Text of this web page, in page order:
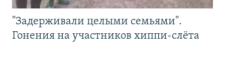
"Задерживали целыми семьями".
Гонения на участников хиппи-слёта